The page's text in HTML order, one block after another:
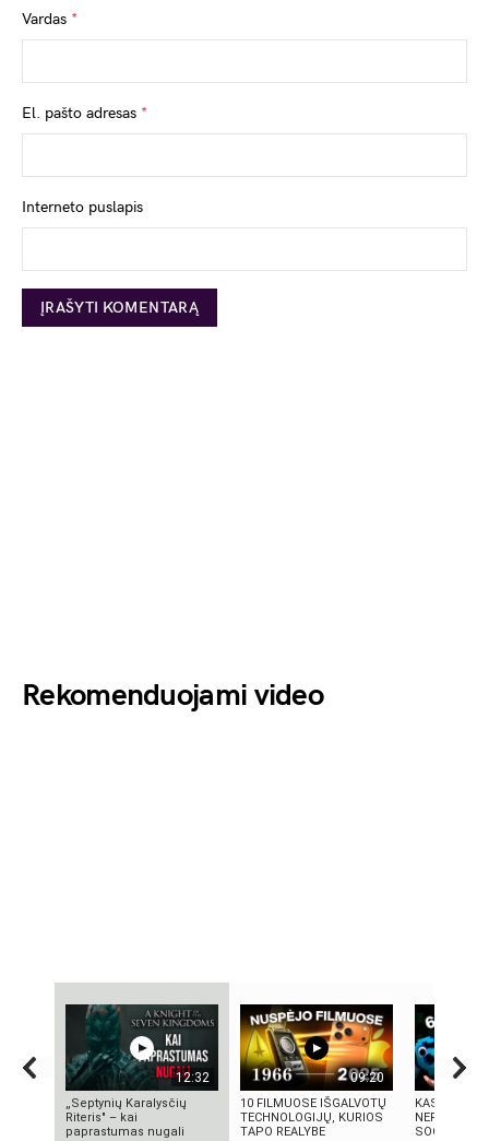
Vardas *
El. pašto adresas *
Interneto puslapis
Rekomenduojami video
12:32
„Septynių Karalysčių
Riteris" – kai
paprastumas nugali
09:20
10 FILMUOSE IŠGALVOTŲ
TECHNOLOGIJŲ, KURIOS
TAPO REALYBE
KAS TAS
SOCIALINIS